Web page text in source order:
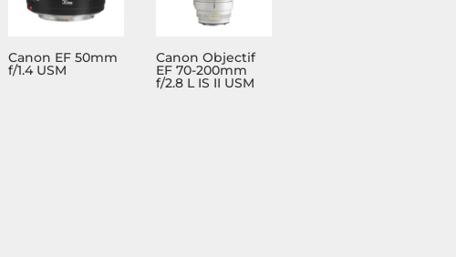
Canon EF 50mm
f/1.4 USM
Canon Objectif
EF 70-200mm
f/2.8 L IS II USM